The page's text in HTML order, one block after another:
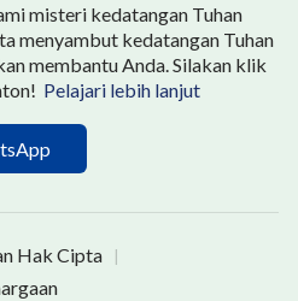
misteri kedatangan Tuhan
menyambut kedatangan Tuhan
membantu Anda. Silakan klik
Pelajari lebih lanjut
Hak Cipta |